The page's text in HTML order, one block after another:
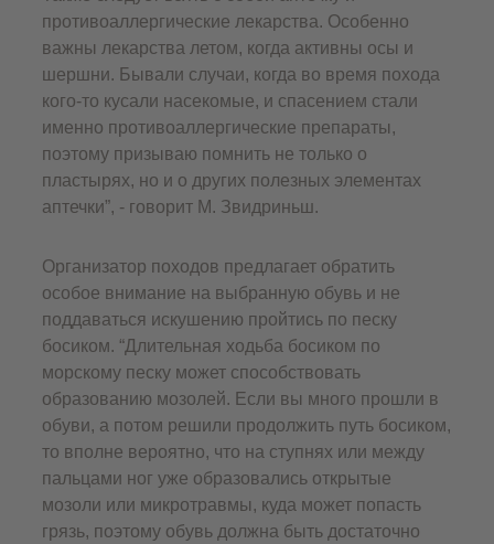
противоаллергические лекарства. Особенно
важны лекарства летом, когда активны осы и
шершни. Бывали случаи, когда во время похода
кого-то кусали насекомые, и спасением стали
именно противоаллергические препараты,
поэтому призываю помнить не только о
пластырях, но и о других полезных элементах
аптечки”, - говорит М. Звидриньш.
Организатор походов предлагает обратить
особое внимание на выбранную обувь и не
поддаваться искушению пройтись по песку
босиком. “Длительная ходьба босиком по
морскому песку может способствовать
образованию мозолей. Если вы много прошли в
обуви, а потом решили продолжить путь босиком,
то вполне вероятно, что на ступнях или между
пальцами ног уже образовались открытые
мозоли или микротравмы, куда может попасть
грязь, поэтому обувь должна быть достаточно